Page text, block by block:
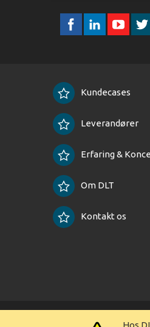
Kundecases
Leverandører
Erfaring &
Om DLT
Kontakt os
Hos